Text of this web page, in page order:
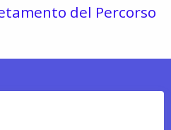
del Percorso